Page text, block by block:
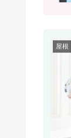
屋根